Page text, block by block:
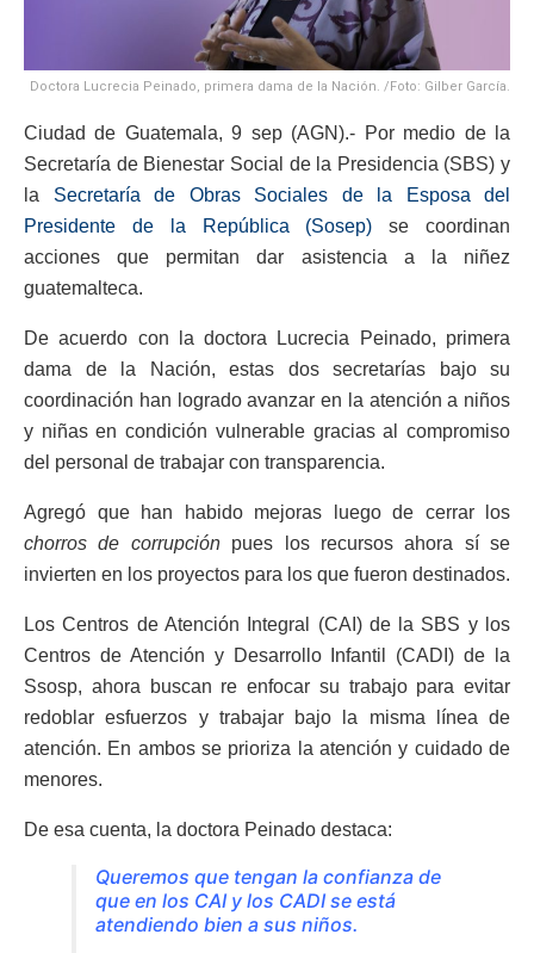
Doctora Lucrecia Peinado, primera dama de la Nación. /Foto: Gilber García.
Ciudad de Guatemala, 9 sep (AGN).- Por medio de la
Secretaría de Bienestar Social de la Presidencia (SBS) y
la Secretaría de Obras Sociales de la Esposa del
Presidente de la República (Sosep) se coordinan
acciones que permitan dar asistencia a la niñez
guatemalteca.
De acuerdo con la doctora Lucrecia Peinado, primera
dama de la Nación, estas dos secretarías bajo su
coordinación han logrado avanzar en la atención a niños
y niñas en condición vulnerable gracias al compromiso
del personal de trabajar con transparencia.
Agregó que han habido mejoras luego de cerrar los
chorros de corrupciónpues los recursos ahora sí se
invierten en los proyectos para los que fueron destinados.
Los Centros de Atención Integral (CAI) de la SBS y los
Centros de Atención y Desarrollo Infantil (CADI) de la
Ssosp, ahora buscan re enfocar su trabajo para evitar
redoblar esfuerzos y trabajar bajo la misma línea de
atención. En ambos se prioriza la atención y cuidado de
menores.
De esa cuenta, la doctora Peinado destaca:
Queremos que tengan la confianza de
que en los CAI y los CADI se está
atendiendo bien a sus niños.